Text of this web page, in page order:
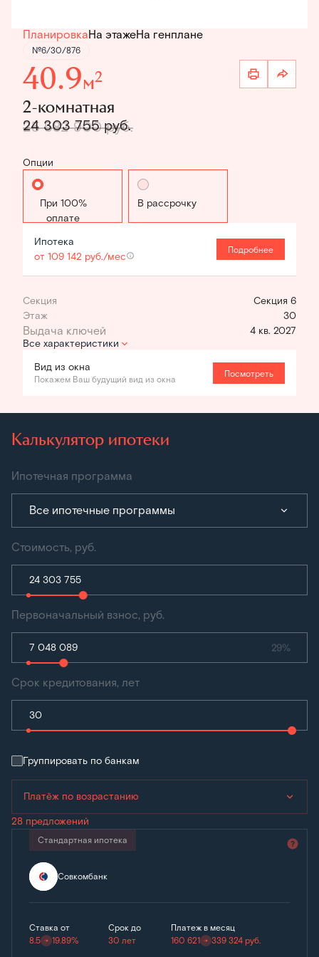
ПланировкаНа этажеНа генплане
№6/30/876
40.9м2
2-комнатная
25 582 900 руб.
24 303 755 руб.
Опции
Стандартная В рассрочку
Ипотека
от 109 142 руб./мес
Подробнее
Секция
Секция 6
Этаж
30
4 кв. 2027
Все характеристики
Вид из окна
Покажем Ваш будущий вид из окна
Посмотреть
Калькулятор ипотеки
Ипотечная программа
Все ипотечные программы
Стоимость, руб.
Первоначальный взнос, руб.
29%
Срок кредитования, лет
Группировать по банкам
Платёж по возрастанию
28 предложений
Стандартная ипотека
Совкомбанк
Ставка от
8.5
19.89%
Срок до
30 лет
Платеж в месяц
160 621
339 324 руб.